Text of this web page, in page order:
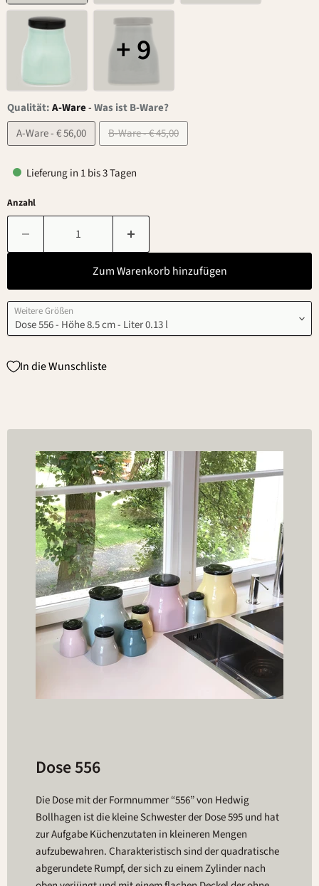
+ 9
Qualität:A-Ware-Was ist B-Ware?
A-Ware - € 56,00
B-Ware - € 45,00
Lieferung in 1 bis 3 Tagen
Anzahl
Zum Warenkorb hinzufügen
Weitere Größen
In die Wunschliste
Dose 556
Die Dose mit der Formnummer “556” von Hedwig
Bollhagen ist die kleine Schwester der Dose 595 und hat
zur Aufgabe Küchenzutaten in kleineren Mengen
aufzubewahren. Charakteristisch sind der quadratische
abgerundete Rumpf, der sich zu einem Zylinder nach